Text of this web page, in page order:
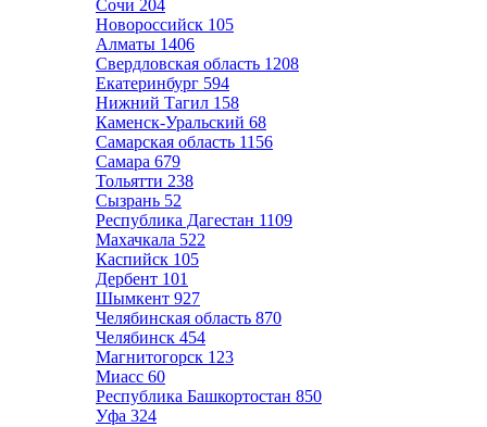
Сочи 204
Новороссийск 105
Алматы 1406
Свердловская область 1208
Екатеринбург 594
Нижний Тагил 158
Каменск-Уральский 68
Самарская область 1156
Самара 679
Тольятти 238
Сызрань 52
Республика Дагестан 1109
Махачкала 522
Каспийск 105
Дербент 101
Шымкент 927
Челябинская область 870
Челябинск 454
Магнитогорск 123
Миасс 60
Республика Башкортостан 850
Уфа 324